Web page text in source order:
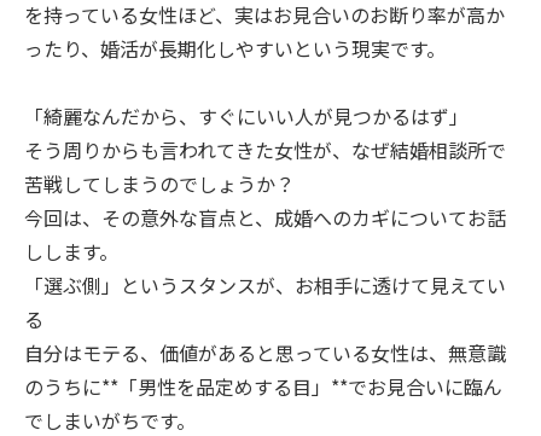
を持っている女性ほど、実はお見合いのお断り率が高か
ったり、婚活が長期化しやすいという現実です。
「綺麗なんだから、すぐにいい人が見つかるはず」
そう周りからも言われてきた女性が、なぜ結婚相談所で
苦戦してしまうのでしょうか？
今回は、その意外な盲点と、成婚へのカギについてお話
しします。
「選ぶ側」というスタンスが、お相手に透けて見えてい
る
自分はモテる、価値があると思っている女性は、無意識
のうちに**「男性を品定めする目」**でお見合いに臨ん
でしまいがちです。